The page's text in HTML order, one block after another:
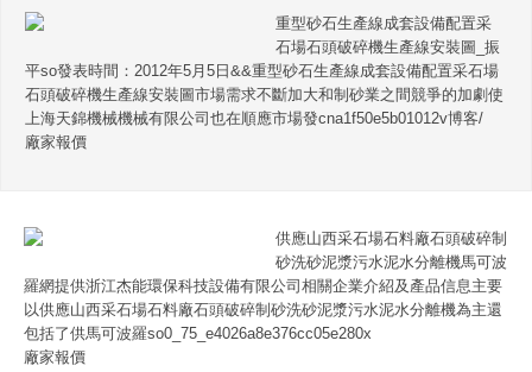
重型砂石生產線成套設備配置采
石場石頭破碎機生產線安裝圖_振
平so發表時間：2012年5月5日&&重型砂石生產線成套設備配置采石場
石頭破碎機生產線安裝圖市場需求不斷加大和制砂業之間競爭的加劇使
上海天錦機械機械有限公司也在順應市場發cna1f50e5b01012v博客/
廠家報價
供應山西采石場石料廠石頭破碎制
砂洗砂泥漿污水泥水分離機馬可波
羅網提供浙江杰能環保科技設備有限公司相關企業介紹及產品信息主要
以供應山西采石場石料廠石頭破碎制砂洗砂泥漿污水泥水分離機為主還
包括了供馬可波羅so0_75_e4026a8e376cc05e280x
廠家報價